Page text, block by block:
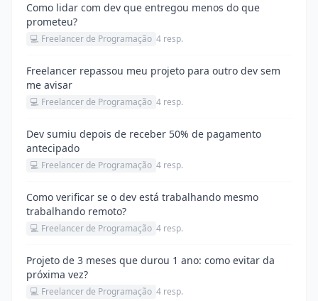
Como lidar com dev que entregou menos do que
prometeu?
💻 Freelancer de Programação 4 resp.
Freelancer repassou meu projeto para outro dev sem
me avisar
💻 Freelancer de Programação 4 resp.
Dev sumiu depois de receber 50% de pagamento
antecipado
💻 Freelancer de Programação 4 resp.
Como verificar se o dev está trabalhando mesmo
trabalhando remoto?
💻 Freelancer de Programação 4 resp.
Projeto de 3 meses que durou 1 ano: como evitar da
próxima vez?
💻 Freelancer de Programação 4 resp.